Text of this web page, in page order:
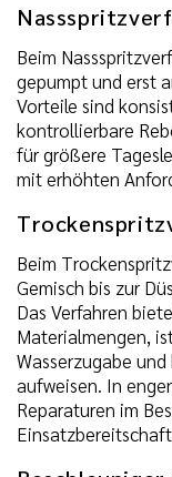
Beim
gepumpt und erst
Vorteile sind
kontrollierbare
für größere
mit erhöhten
Beim
Gemisch bis zur
Das Verfahren
Materialmengen,
Wasserzugabe
aufweisen. In
Reparaturen im